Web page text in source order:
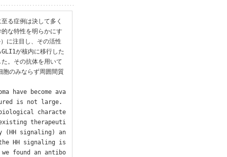
る症例は決して多く
な特性を明らかにす
に注目し、その活性
が核内に移行した
。その抗体を用いて
のみならず周囲間質
have become ava
is not large.
characte
therapeuti
(HH signaling) an
HH signaling is
found an antibo